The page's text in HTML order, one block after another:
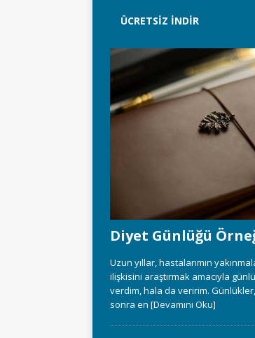
ÜCRETSIZ İNDIR
Diyet Günlüğü
Uzun yıllar, hastalarımın
ilişkisini araştırmak amacıyla
verdim, hala da veririm.
sonra en [Devamını Oku]